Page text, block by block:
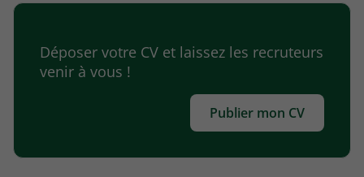
Déposer votre CV et laissez les recruteurs
venir à vous !
Publier mon CV